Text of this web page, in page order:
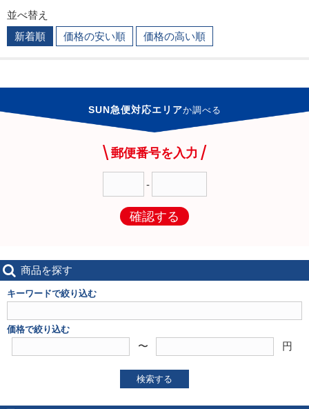
並べ替え
新着順
価格の安い順 価格の高い順
SUN急便対応エリアか調べる
郵便番号を入力
-
確認する
商品を探す
キーワードで絞り込む
価格で絞り込む
〜 円
検索する